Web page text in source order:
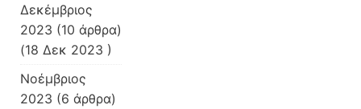
Δεκέμβριος
2023 (10 άρθρα)
(18 Δεκ 2023 )
Νοέμβριος
2023 (6 άρθρα)